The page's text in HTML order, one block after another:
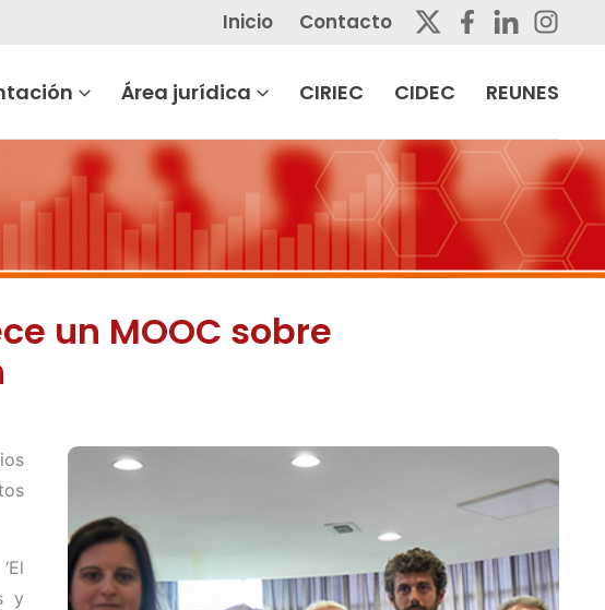
Inicio Contacto
Área jurídica CIRIEC CIDEC REUNES
un MOOC sobre
y